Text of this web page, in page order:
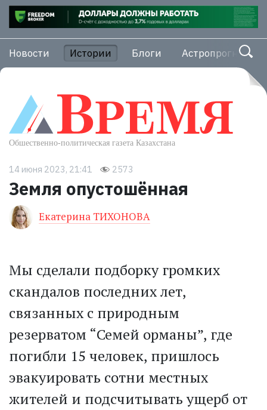
Новости Истории Блоги Астропрогноз
14 июня 2023, 21:41 2573
Земля опустошённая
Екатерина ТИХОНОВА
Мы сделали подборку громких
скандалов последних лет,
связанных с природным
резерватом “Семей орманы”, где
погибли 15 человек, пришлось
эвакуировать сотни местных
жителей и подсчитывать ущерб от